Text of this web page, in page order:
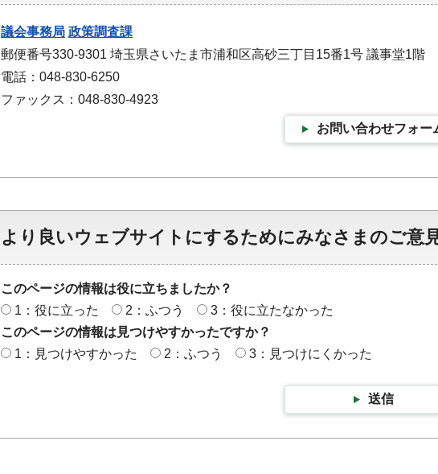
議会事務局 政策調査課
郵便番号330-9301 埼玉県さいたま市浦和区高砂三丁目15番1号 議事堂1階
電話：048-830-6250
ファックス：048-830-4923
お問い合わせフォー
より良いウェブサイトにするためにみなさまのご意
このページの情報は役に立ちましたか？
1：役に立った
2：ふつう
3：役に立たなかった
このページの情報は見つけやすかったですか？
1：見つけやすかった
2：ふつう 3：見つけにくかった
送信